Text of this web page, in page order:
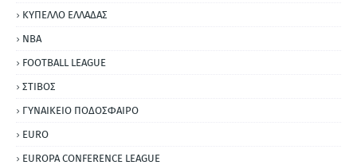
ΚΥΠΕΛΛΟ ΕΛΛΑΔΑΣ
NBA
FOOTBALL LEAGUE
ΣΤΙΒΟΣ
ΓΥΝΑΙΚΕΙΟ ΠΟΔΟΣΦΑΙΡΟ
EURO
EUROPA CONFERENCE LEAGUE